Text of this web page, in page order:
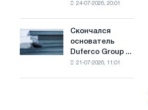
положительную
втором
полугодии
мерам
24-07-2026, 20:01
Скончался
основатель
Duferco
Скончался
основатель
Duferco Group ...
21-07-2026, 11:01